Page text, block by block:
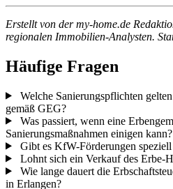
Erstellt von der my-home.de
regionalen Immobilien-Analysten.
Häufige Fragen
Welche Sanierungspflichten
gemäß GEG?
Was passiert, wenn eine
Sanierungsmaßnahmen einigen kann?
Gibt es KfW-Förderungen
Lohnt sich ein Verkauf des Erbe-
Wie lange dauert die
in Erlangen?